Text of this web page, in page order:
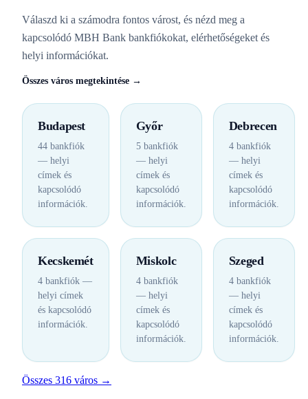
Válaszd ki a számodra fontos várost, és nézd meg a
kapcsolódó MBH Bank bankfiókokat, elérhetőségeket és
helyi információkat.
Összes város megtekintése →
Budapest
44 bankfiók
— helyi
címek és
kapcsolódó
információk.
Győr
5 bankfiók
— helyi
címek és
kapcsolódó
információk.
Debrecen
4 bankfiók
— helyi
címek és
kapcsolódó
információk.
Kecskemét
4 bankfiók —
helyi címek
és kapcsolódó
információk.
Miskolc
4 bankfiók
— helyi
címek és
kapcsolódó
információk.
Szeged
4 bankfiók
— helyi
címek és
kapcsolódó
információk.
Összes 316 város →